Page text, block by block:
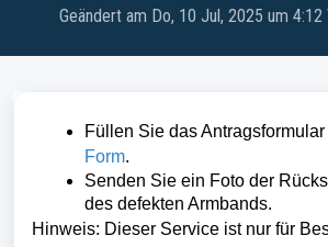
Geändert am Do, 10 Jul, 2025 um 4:12
Füllen Sie das Antragsformular
Form.
Senden Sie ein Foto der
des defekten Armbands.
Hinweis: Dieser Service ist nur für